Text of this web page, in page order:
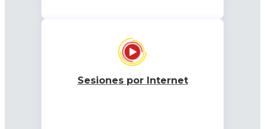
Sesiones por Internet